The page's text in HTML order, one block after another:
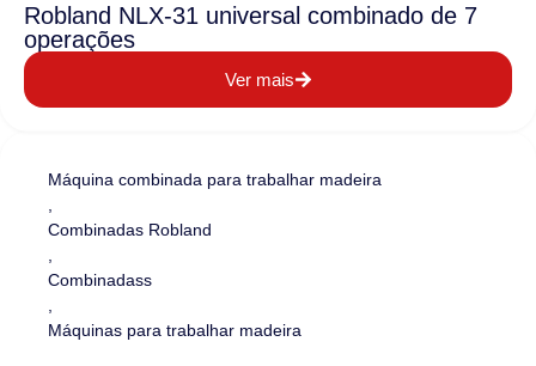
Robland NLX-31 universal combinado de 7
operações
Ver mais
Máquina combinada para trabalhar madeira
Combinadas Robland
Combinadass
Máquinas para trabalhar madeira